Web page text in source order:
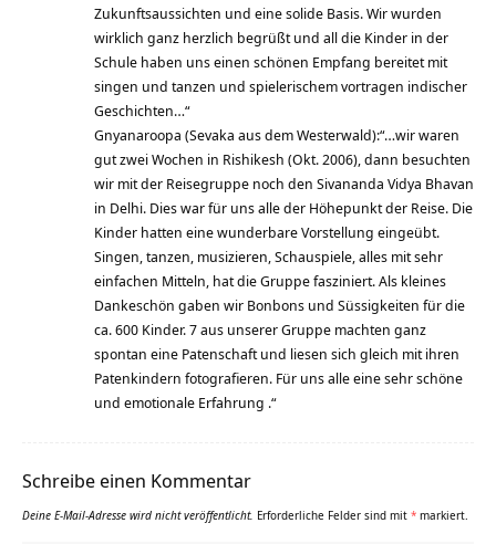
Zukunftsaussichten und eine solide Basis. Wir wurden
wirklich ganz herzlich begrüßt und all die Kinder in der
Schule haben uns einen schönen Empfang bereitet mit
singen und tanzen und spielerischem vortragen indischer
Geschichten…“
Gnyanaroopa (Sevaka aus dem Westerwald):“…wir waren
gut zwei Wochen in Rishikesh (Okt. 2006), dann besuchten
wir mit der Reisegruppe noch den Sivananda Vidya Bhavan
in Delhi. Dies war für uns alle der Höhepunkt der Reise. Die
Kinder hatten eine wunderbare Vorstellung eingeübt.
Singen, tanzen, musizieren, Schauspiele, alles mit sehr
einfachen Mitteln, hat die Gruppe fasziniert. Als kleines
Dankeschön gaben wir Bonbons und Süssigkeiten für die
ca. 600 Kinder. 7 aus unserer Gruppe machten ganz
spontan eine Patenschaft und liesen sich gleich mit ihren
Patenkindern fotografieren. Für uns alle eine sehr schöne
und emotionale Erfahrung .“
Schreibe einen Kommentar
Deine E-Mail-Adresse wird nicht veröffentlicht. Erforderliche Felder sind mit * markiert.